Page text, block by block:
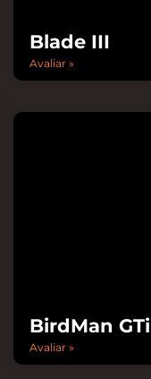
Blade III
Avaliar »
BirdMan GTi
Avaliar »